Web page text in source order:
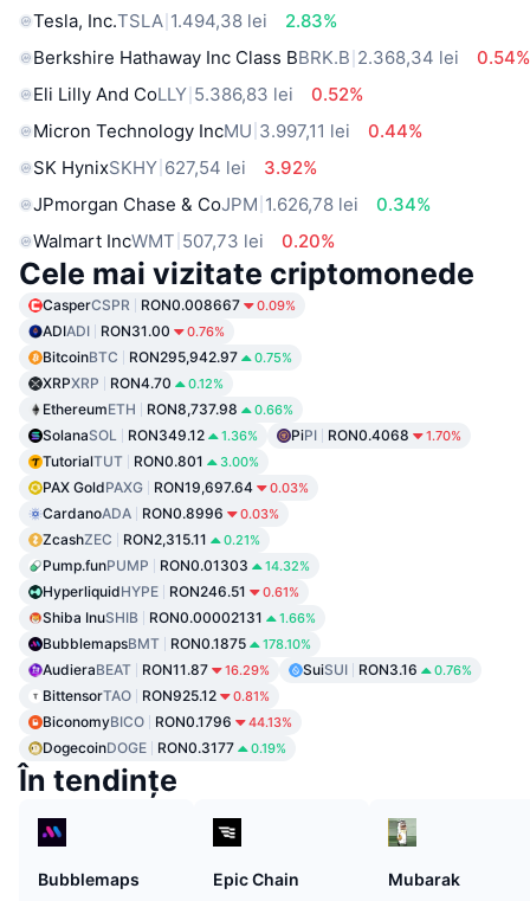
Tesla, Inc.TSLA 1.494,38 lei
2.83%
Berkshire Hathaway Inc Class BBRK.B 2.368,34 lei
0.54%
Eli Lilly And CoLLY 5.386,83 lei
0.52%
Micron Technology IncMU 3.997,11 lei
0.44%
SK HynixSKHY 627,54 lei
3.92%
JPmorgan Chase & CoJPM 1.626,78 lei
0.34%
Walmart IncWMT 507,73 lei 0.20%
Cele mai vizitate criptomonede
CasperCSPR RON0.008667 0.09%
ADIADI RON31.00 0.76%
BitcoinBTC RON295,942.97 0.75%
XRPXRP RON4.70 0.12%
EthereumETH RON8,737.98 0.66%
SolanaSOL RON349.12 1.36% PiPI RON0.4068 1.70%
TutorialTUT RON0.801 3.00%
PAX GoldPAXG RON19,697.64 0.03%
CardanoADA RON0.8996 0.03%
ZcashZEC RON2,315.11 0.21%
Pump.funPUMP RON0.01303 14.32%
HyperliquidHYPE RON246.51 0.61%
Shiba InuSHIB RON0.00002131 1.66%
BubblemapsBMT RON0.1875 178.10%
AudieraBEAT RON11.87 16.29% SuiSUI RON3.16 0.76%
BittensorTAO RON925.12 0.81%
BiconomyBICO RON0.1796 44.13%
DogecoinDOGE RON0.3177 0.19%
În tendințe
Bubblemaps
Epic Chain
Mubarak